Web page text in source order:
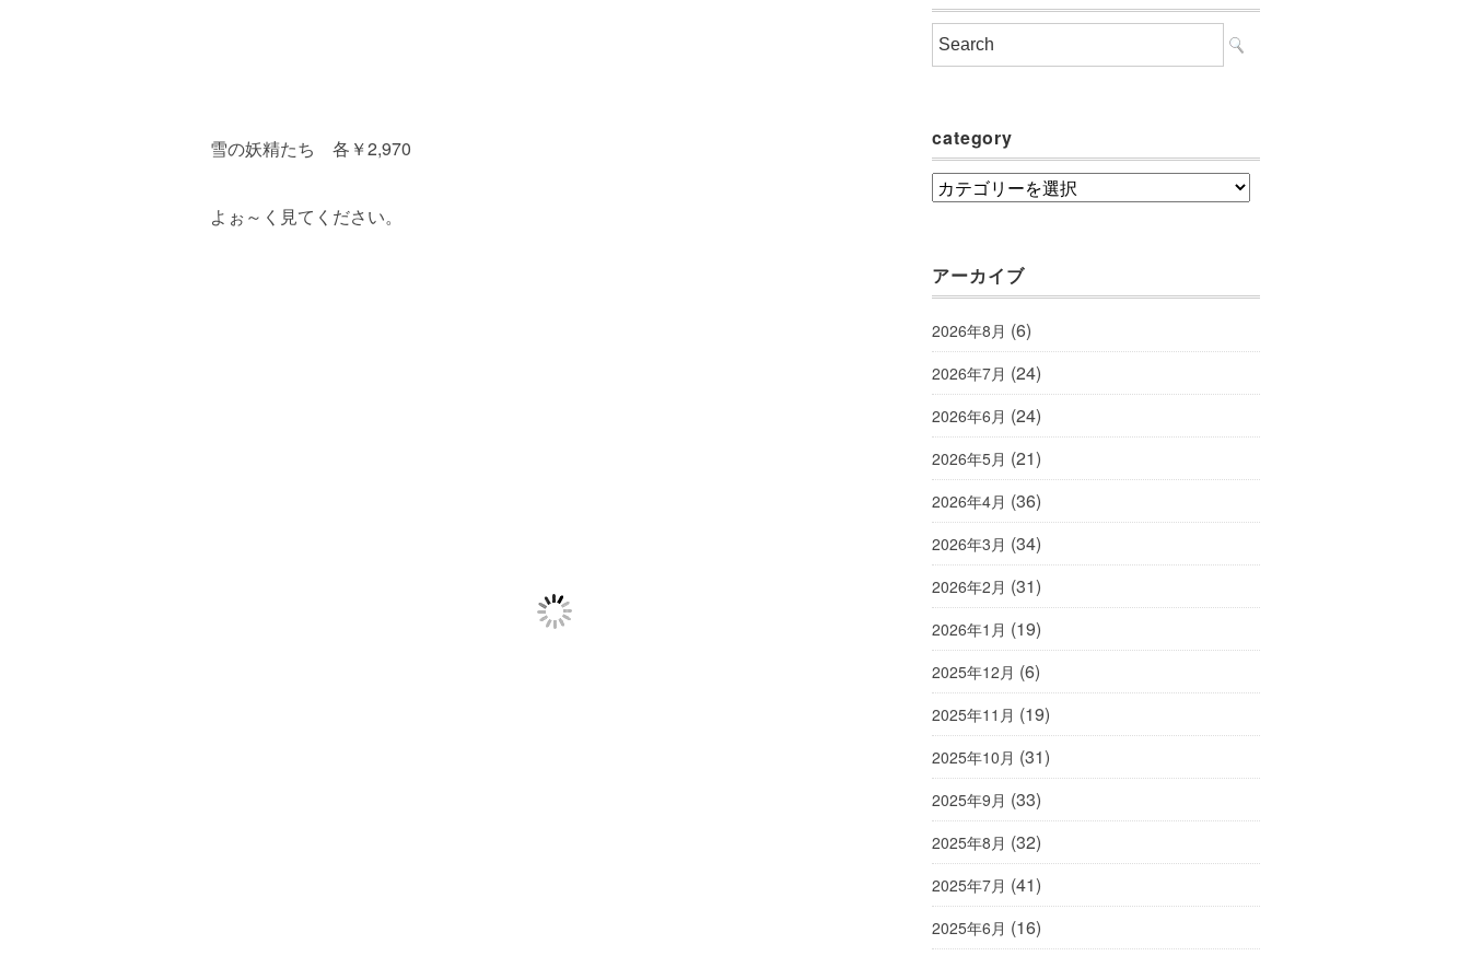
雪の妖精たち 各￥2,970
よぉ～く見てください。
category
category
アーカイブ
2026年8月 (6)
2026年7月 (24)
2026年6月 (24)
2026年5月 (21)
2026年4月 (36)
2026年3月 (34)
2026年2月 (31)
2026年1月 (19)
2025年12月 (6)
2025年11月 (19)
2025年10月 (31)
2025年9月 (33)
2025年8月 (32)
2025年7月 (41)
2025年6月 (16)